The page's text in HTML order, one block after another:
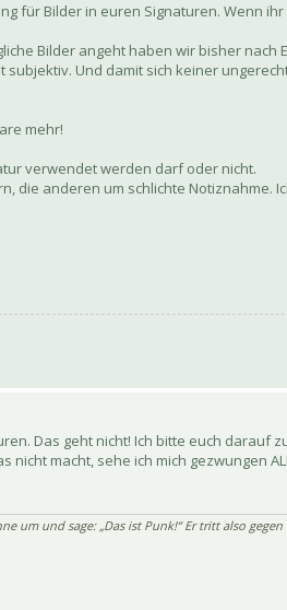
für Bilder in euren Signaturen. Wenn
Bilder angeht haben wir bisher
Und damit sich keiner
mehr!
verwendet werden darf oder nicht.
die anderen um schlichte Notiznahme.
Das geht nicht! Ich bitte euch darauf
macht, sehe ich mich gezwungen
um und sage: „Das ist Punk!“ Er tritt also